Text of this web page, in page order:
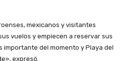
mexicanos y visitantes
vuelos y empiecen a reservar sus
importante del momento y Playa del
expresó.